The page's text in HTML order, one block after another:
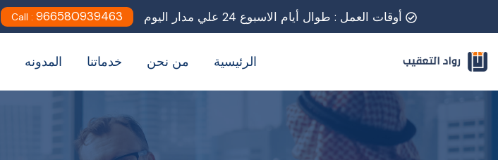
أوقات العمل : طوال أيام الاسبوع 24 علي مدار اليوم Call : 966580939463
الرئيسية من نحن خدماتنا المدونه